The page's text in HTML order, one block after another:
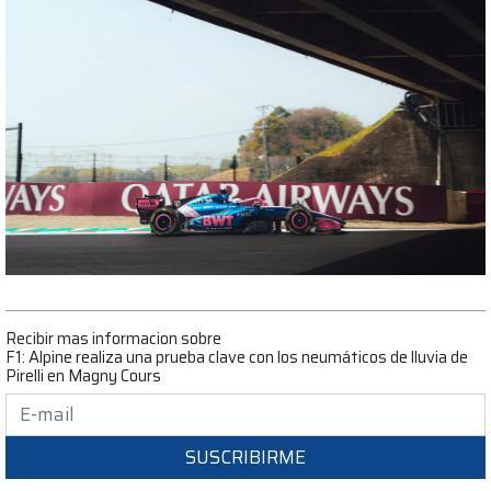
Recibir mas informacion sobre
F1: Alpine realiza una prueba clave con los neumáticos de lluvia de
Pirelli en Magny Cours
SUSCRIBIRME